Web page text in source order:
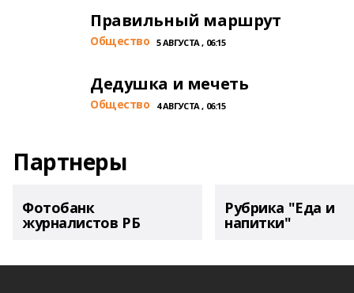
Правильный маршрут
Общество 5 АВГУСТА , 06:15
Дедушка и мечеть
Общество 4 АВГУСТА , 06:15
Партнеры
Фотобанк
журналистов РБ
Рубрика "Еда и
напитки"